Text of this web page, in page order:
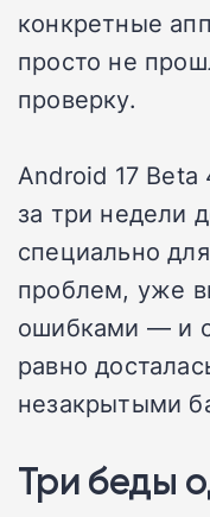
конкретные
просто не
проверку.
Android 17 Beta
за три недели
специально
проблем, уже
ошибками — и
равно
незакрытыми
Три беды